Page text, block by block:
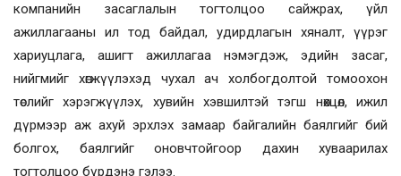
компанийн засаглалын тогтолцоо сайжрах, үйл
ажиллагааны ил тод байдал, удирдлагын хяналт, үүрэг
хариуцлага, ашигт ажиллагаа нэмэгдэж, эдийн засаг,
нийгмийг хөгжүүлэхэд чухал ач холбогдолтой томоохон
төслийг хэрэгжүүлэх, хувийн хэвшилтэй тэгш нөхцөл, ижил
дүрмээр аж ахуй эрхлэх замаар байгалийн баялгийг бий
болгох, баялгийг оновчтойгоор дахин хуваарилах
тогтолцоо бүрдэнэ гэлээ.